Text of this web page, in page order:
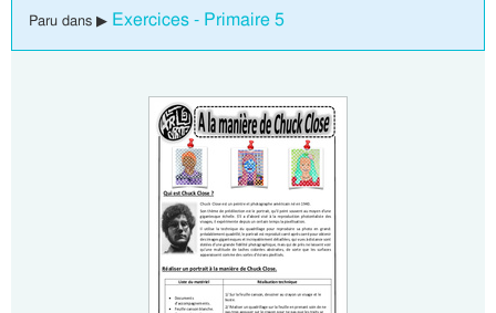
Paru dans ▶ Exercices - Primaire 5